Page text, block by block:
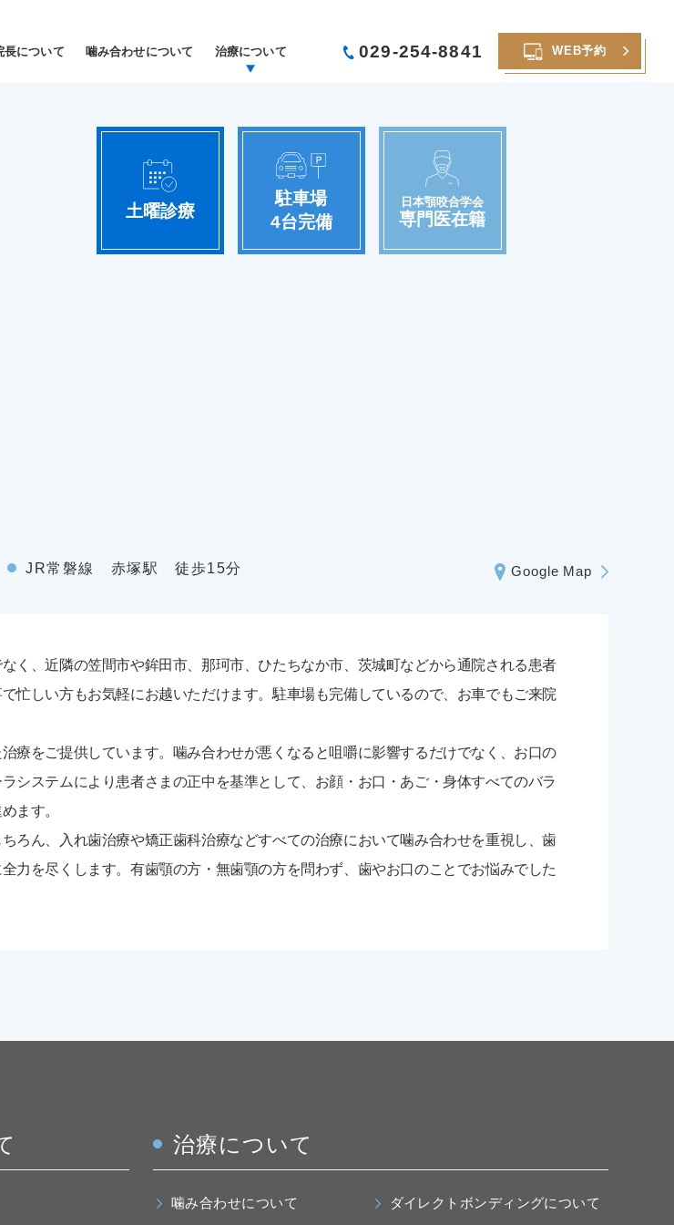
長について 噛み合わせについて 治療について 029-254-8841 WEB予約
土曜診療
駐車場
4台完備
日本顎咬合学会
専門医在籍
JR常磐線 赤塚駅 徒歩15分 Google Map
く、近隣の笠間市や鉾田市、那珂市、ひたちなか市、茨城町などから通院される患者
忙しい方もお気軽にお越いただけます。駐車場も完備しているので、お車でもご来院
療をご提供しています。噛み合わせが悪くなると咀嚼に影響するだけでなく、お口の
システムにより患者さまの正中を基準として、お顔・お口・あご・身体すべてのバラ
ます。
ろん、入れ歯治療や矯正歯科治療などすべての治療において噛み合わせを重視し、歯
力を尽くします。有歯顎の方・無歯顎の方を問わず、歯やお口のことでお悩みでした
治療について
噛み合わせについて ダイレクトボンディングについて